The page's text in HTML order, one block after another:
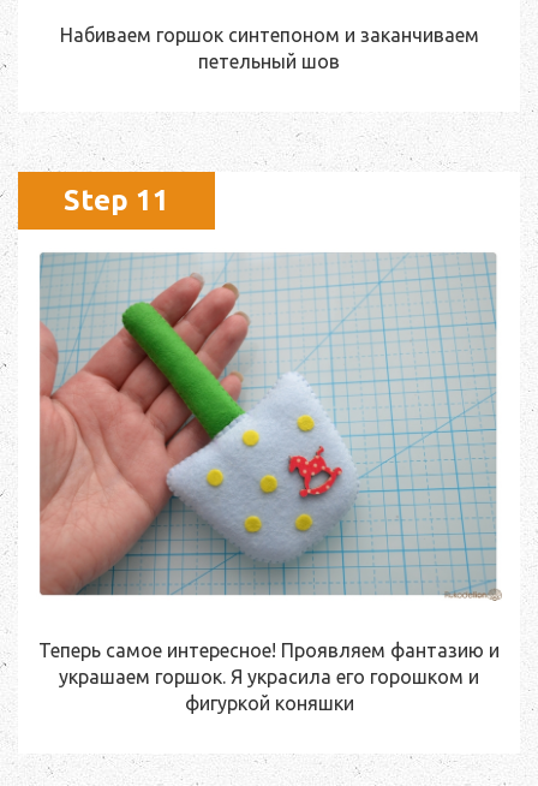
Набиваем горшок синтепоном и заканчиваем
петельный шов
Step 11
Теперь самое интересное! Проявляем фантазию и
украшаем горшок. Я украсила его горошком и
фигуркой коняшки